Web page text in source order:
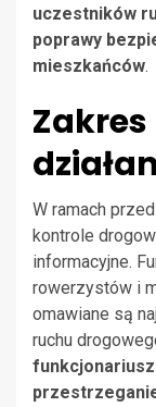
uczestników
poprawy
mieszkańców.
W ramach
kontrole
informacyjne.
rowerzystów i
omawiane są
ruchu